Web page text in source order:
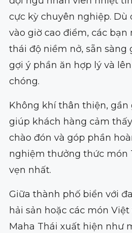
cực kỳ chuyên nghiệp. Dù
vào giờ cao điểm, các
thái độ niềm nở, sẵn sàng
gợi ý phần ăn hợp lý và
chóng.
Không khí thân thiện, gần
giúp khách hàng cảm
chào đón và góp phần
nghiệm thưởng thức món
vẹn nhất.
Giữa thành phố biển với
hải sản hoặc các món
Maha Thái xuất hiện như